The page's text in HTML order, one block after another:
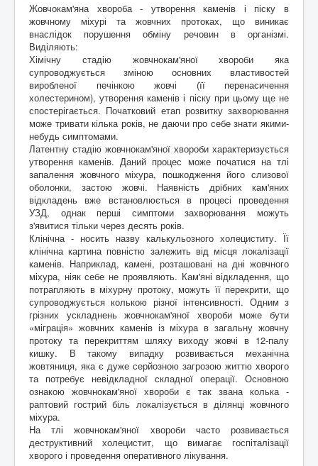
Жовчокам'яна хвороба - утворення каменів і піску в
жовчному міхурі та жовчних протоках, що виникає
внаслідок порушення обміну речовин в організмі.
Виділяють:
Хімічну стадію жовчнокам'яної хвороби яка
супроводжується зміною основних властивостей
виробленої печінкою жовчі (її перенасичення
холестерином), утворення каменів і піску при цьому ще не
спостерігається. Початковий етап розвитку захворювання
може тривати кілька років, не даючи про себе знати якими-
небудь симптомами.
Латентну стадію жовчнокам'яної хвороби характеризується
утворення каменів. Даний процес може початися на тлі
запалення жовчного міхура, пошкодження його слизової
оболонки, застою жовчі. Наявність дрібних кам'яних
відкладень вже встановлюється в процесі проведення
УЗД, однак перші симптоми захворювання можуть
з'явитися тільки через десять років.
Клінічна - носить назву калькульозного холециститу. Її
клінічна картина повністю залежить від місця локалізації
каменів. Наприклад, камені, розташовані на дні жовчного
міхура, ніяк себе не проявляють. Кам'яні відкладення, що
потрапляють в міхурну протоку, можуть її перекрити, що
супроводжується колькою різної інтенсивності. Одним з
грізних ускладнень жовчнокам'яної хвороби може бути
«міграція» жовчних каменів із міхура в загальну жовчну
протоку та перекриттям шляху виходу жовчі в 12-палу
кишку. В такому випадку розвивається механічна
жовтяниця, яка є дуже серйозною загрозою життю хворого
та потребує невідкладної складної операції. Основною
ознакою жовчнокам'яної хвороби є так звана колька -
раптовий гострий біль локалізується в ділянці жовчного
міхура.
На тлі жовчнокам'яної хвороби часто розвивається
деструктивний холецистит, що вимагає госпіталізації
хворого і проведення оперативного лікування.